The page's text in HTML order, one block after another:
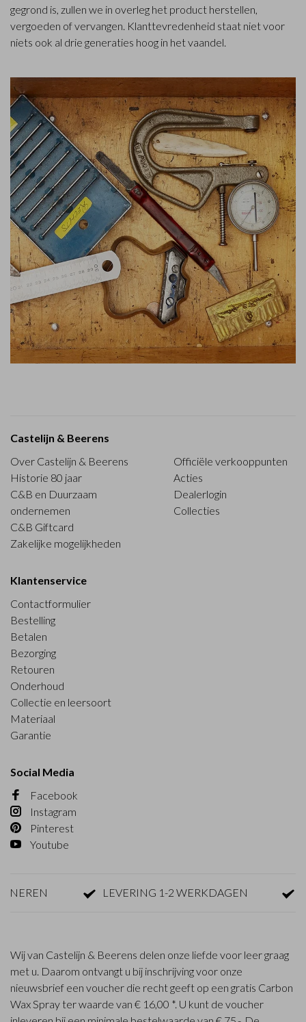
gegrond is, zullen we in overleg het product herstellen,
vergoeden of vervangen. Klanttevredenheid staat niet voor
niets ook al drie generaties hoog in het vaandel.
Castelijn & Beerens
Over Castelijn & Beerens
Historie 80 jaar
C&B en Duurzaam
ondernemen
C&B Giftcard
Zakelijke mogelijkheden
Officiële verkooppunten
Acties
Dealerlogin
Collecties
Klantenservice
Contactformulier
Bestelling
Betalen
Bezorging
Retouren
Onderhoud
Collectie en leersoort
Materiaal
Garantie
Social Media
Facebook
Instagram
Pinterest
Youtube
LEVERING 1-2 WERKDAGEN
Wij van Castelijn & Beerens delen onze liefde voor leer graag
met u. Daarom ontvangt u bij inschrijving voor onze
nieuwsbrief een voucher die recht geeft op een gratis Carbon
Wax Spray ter waarde van € 16,00 *. U kunt de voucher